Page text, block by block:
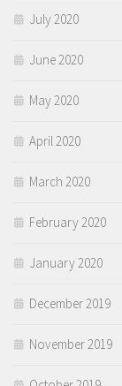
July 2020
June 2020
May 2020
April 2020
March 2020
February 2020
January 2020
December 2019
November 2019